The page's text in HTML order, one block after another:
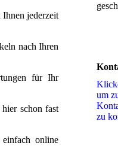
jederzeit
nach Ihren
für Ihr
schon fast
online
um
zu